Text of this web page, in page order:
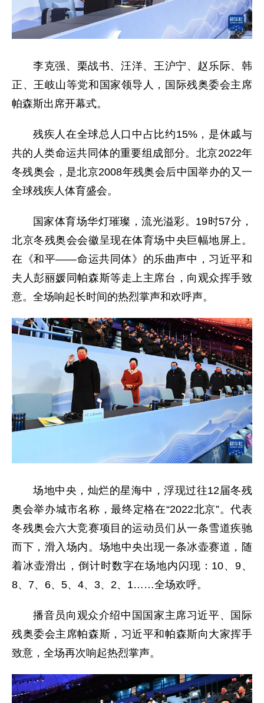
李克强、栗战书、汪洋、王沪宁、赵乐际、韩
正、王岐山等党和国家领导人，国际残奥委会主席
帕森斯出席开幕式。
残疾人在全球总人口中占比约15%，是休戚与
共的人类命运共同体的重要组成部分。北京2022年
冬残奥会，是北京2008年残奥会后中国举办的又一
全球残疾人体育盛会。
国家体育场华灯璀璨，流光溢彩。19时57分，
北京冬残奥会会徽呈现在体育场中央巨幅地屏上。
在《和平——命运共同体》的乐曲声中，习近平和
夫人彭丽媛同帕森斯等走上主席台，向观众挥手致
意。全场响起长时间的热烈掌声和欢呼声。
场地中央，灿烂的星海中，浮现过往12届冬残
奥会举办城市名称，最终定格在“2022北京”。代表
冬残奥会六大竞赛项目的运动员们从一条雪道疾驰
而下，滑入场内。场地中央出现一条冰壶赛道，随
着冰壶滑出，倒计时数字在场地内闪现：10、9、
8、7、6、5、4、3、2、1……全场欢呼。
播音员向观众介绍中国国家主席习近平、国际
残奥委会主席帕森斯，习近平和帕森斯向大家挥手
致意，全场再次响起热烈掌声。